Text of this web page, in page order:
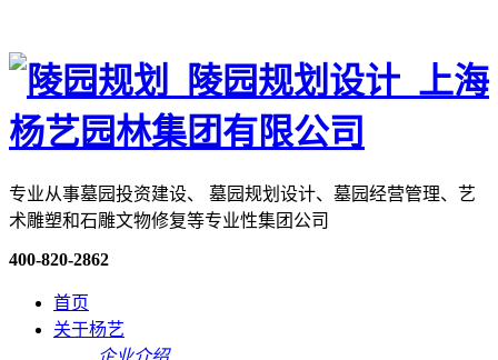
专业从事墓园投资建设、 墓园规划设计、墓园经营管理、艺
术雕塑和石雕文物修复等专业性集团公司
400-820-2862
首页
关于杨艺
企业介绍